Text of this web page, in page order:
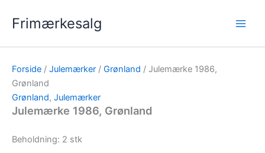
Frimærkesalg
Forside / Julemærker / Grønland / Julemærke 1986,
Grønland
Grønland, Julemærker
Julemærke 1986, Grønland
Beholdning: 2 stk